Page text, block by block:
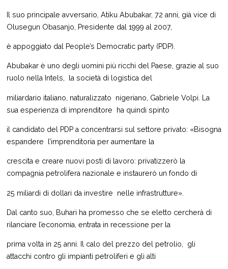
Il suo principale avversario, Atiku Abubakar, 72 anni, già vice di
Olusegun Obasanjo, Presidente dal 1999 al 2007,
è appoggiato dal People’s Democratic party (PDP).
Abubakar è uno degli uomini più ricchi del Paese, grazie al suo
ruolo nella Intels, la società di logistica del
miliardario italiano, naturalizzato nigeriano, Gabriele Volpi. La
sua esperienza di imprenditore ha quindi spinto
il candidato del PDP a concentrarsi sul settore privato: «Bisogna
espandere l’imprenditoria per aumentare la
crescita e creare nuovi posti di lavoro: privatizzerò la
compagnia petrolifera nazionale e instaurerò un fondo di
25 miliardi di dollari da investire nelle infrastrutture».
Dal canto suo, Buhari ha promesso che se eletto cercherà di
rilanciare l’economia, entrata in recessione per la
prima volta in 25 anni. Il calo del prezzo del petrolio, gli
attacchi contro gli impianti petroliferi e gli alti